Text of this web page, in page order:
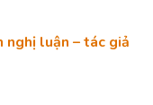
nghị luận – tác giả